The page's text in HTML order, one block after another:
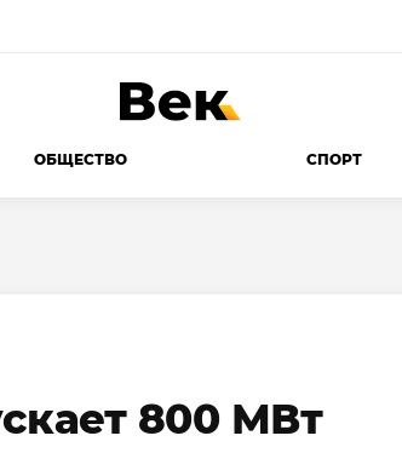
ОБЩЕСТВО СПОРТ
800 МВт